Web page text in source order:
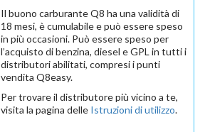
Il buono carburante Q8 ha una validità di
18 mesi, è cumulabile e può essere speso
in più occasioni. Può essere speso per
l’acquisto di benzina, diesel e GPL in tutti i
distributori abilitati, compresi i punti
vendita Q8easy.
Per trovare il distributore più vicino a te,
visita la pagina delle Istruzioni di utilizzo.